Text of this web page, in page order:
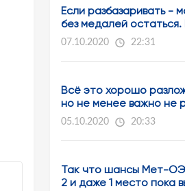
Если разбазаривать -
без медалей остаться.
07.10.2020 22:31
Всё это хорошо
но не менее важно не
05.10.2020 20:33
Так что шансы Мет-
2 и даже 1 место пока